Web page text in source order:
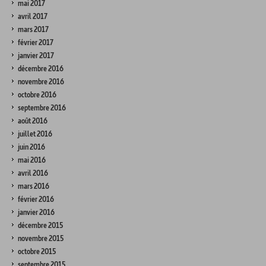
mai 2017
avril 2017
mars 2017
février 2017
janvier 2017
décembre 2016
novembre 2016
octobre 2016
septembre 2016
août 2016
juillet 2016
juin 2016
mai 2016
avril 2016
mars 2016
février 2016
janvier 2016
décembre 2015
novembre 2015
octobre 2015